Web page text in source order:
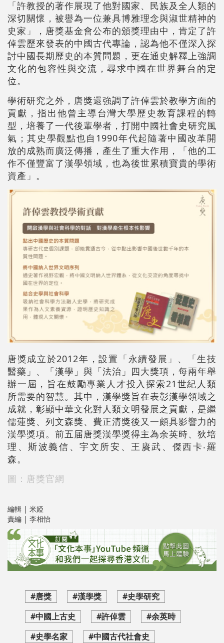
「許教授的著作展現了他對國家、民族及全人類的
深切關懷，被譽為一位兼具博雅理念與淑世精神的
史家」，唐獎基金會公布的頒獎理由中，肯定了許
倬雲歷來發表的中國古代專論，認為他不僅深入探
討中國長期歷史的本質問題，更在通史解釋上強調
文化的包容性與交流，尋求中國在世界舞台的定
位。
學術研究之外，唐獎還強調了許倬雲於教學方面的
貢獻，指出他曾主導台灣大學歷史教育課程的轉
型，培養了一代後輩學者，打開中國社會史研究風
氣；其史學觀點也自1990年代起隨著中國改革開
放的成熟而廣泛傳播，產生了重大作用，「他的工
作不僅豐富了漢學領域，也為後世累積寶貴的學術
資產」。
唐獎成立於2012年，設置「永續發展」、「生技
醫藥」、「漢學」與「法治」四大獎項，每兩年舉
辦一屆，旨在鼓勵專業人才投入探索21世紀人類
所需要的智慧。其中，漢學獎旨在表彰漢學領域之
成就，彰顯中華文化對人類文明發展之貢獻，是繼
儒蓮獎、列文森獎、費正清獎後又一頗具影響力的
漢學獎項。前五届唐獎漢學獎得主為余英時、狄培
理、斯波義信、宇文所安、王賡武、傑西卡‧羅
森。
圖：唐獎官網
編輯 | 米婭
責編 | 李相怡
#唐獎 #漢學獎
#史學研究
#中國上古史
#許倬雲
#余英時
#史學名家
#中國古代社會史